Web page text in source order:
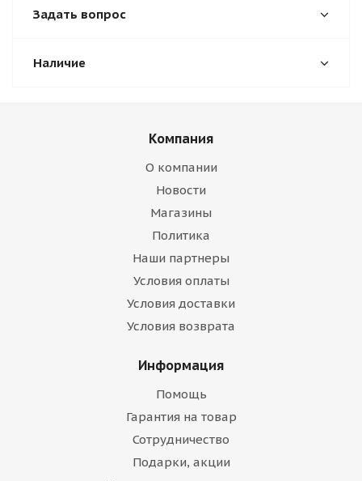
Задать вопрос
Наличие
Компания
О компании
Новости
Магазины
Политика
Наши партнеры
Условия оплаты
Условия доставки
Условия возврата
Информация
Помощь
Гарантия на товар
Сотрудничество
Подарки, акции